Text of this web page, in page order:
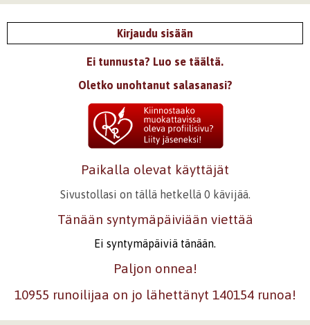
Kirjaudu sisään
Ei tunnusta? Luo se täältä.
Oletko unohtanut salasanasi?
Paikalla olevat käyttäjät
Sivustollasi on tällä hetkellä 0 kävijää.
Tänään syntymäpäiviään viettää
Ei syntymäpäiviä tänään.
Paljon onnea!
10955 runoilijaa on jo lähettänyt 140154 runoa!